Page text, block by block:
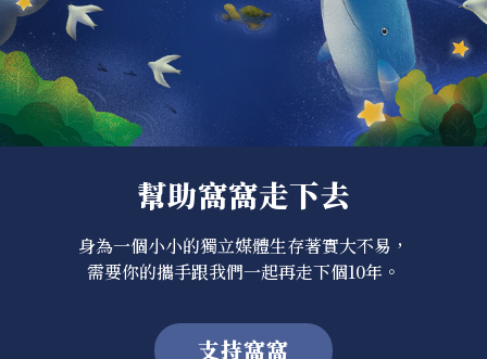
幫助窩窩走下去
身為一個小小的獨立媒體生存著實大不易，
需要你的攜手跟我們一起再走下個10年。
支持窩窩